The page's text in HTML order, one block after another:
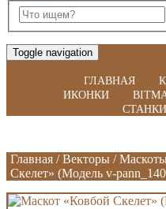
Toggle navigation
ГЛАВНАЯ
ИКОНКИ
Главная /Векторы /
Скелет» (Модель v-